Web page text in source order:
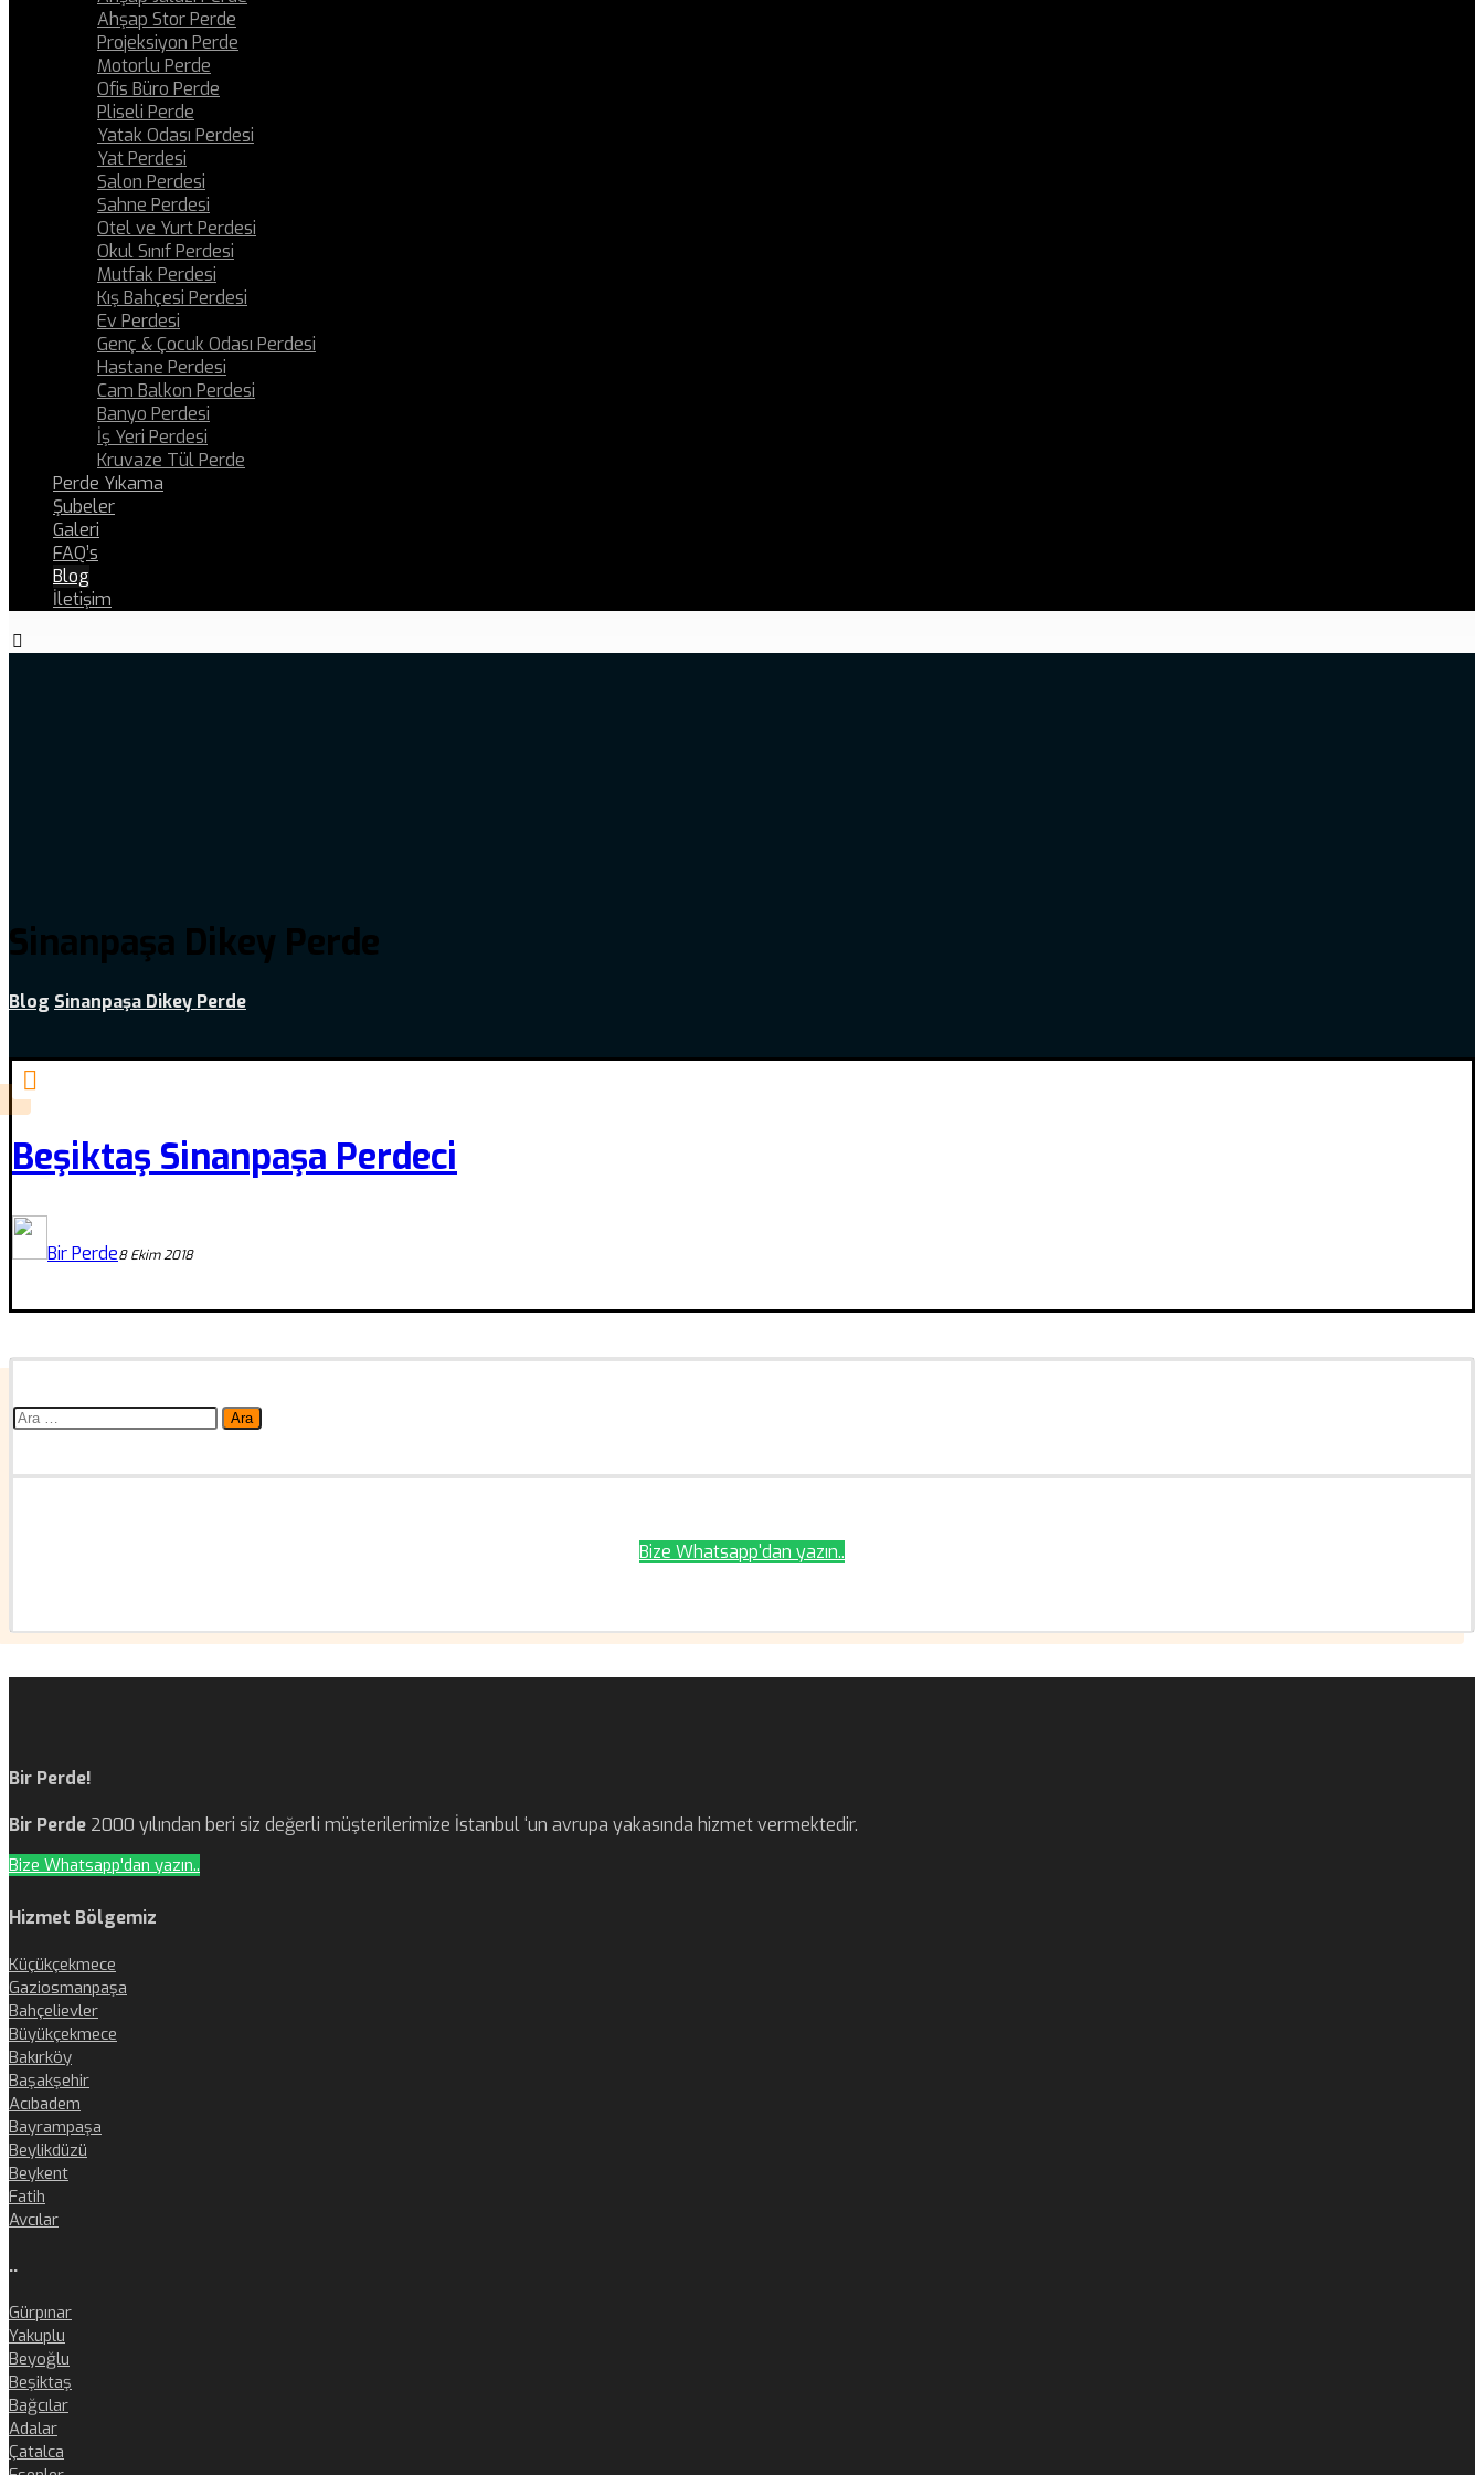
Ahşap Stor Perde
Projeksiyon Perde
Motorlu Perde
Ofis Büro Perde
Pliseli Perde
Yatak Odası Perdesi
Yat Perdesi
Salon Perdesi
Sahne Perdesi
Otel ve Yurt Perdesi
Okul Sınıf Perdesi
Mutfak Perdesi
Kış Bahçesi Perdesi
Ev Perdesi
Genç & Çocuk Odası Perdesi
Hastane Perdesi
Cam Balkon Perdesi
Banyo Perdesi
İş Yeri Perdesi
Kruvaze Tül Perde
Perde Yıkama
Şubeler
Galeri
FAQ’s
Blog
İletişim
Sinanpaşa Dikey Perde
Blog Sinanpaşa Dikey Perde
Beşiktaş Sinanpaşa Perdeci
Bir Perde8 Ekim 2018
Arama:
Bize Whatsapp'dan yazın..
Bir Perde!
Bir Perde 2000 yılından beri siz değerli müşterilerimize İstanbul ‘un avrupa yakasında hizmet vermektedir.
Bize Whatsapp'dan yazın..
Hizmet Bölgemiz
Küçükçekmece
Gaziosmanpaşa
Bahçelievler
Büyükçekmece
Bakırköy
Başakşehir
Acıbadem
Bayrampaşa
Beylikdüzü
Beykent
Fatih
Avcılar
..
Gürpınar
Yakuplu
Beyoğlu
Beşiktaş
Bağcılar
Adalar
Çatalca